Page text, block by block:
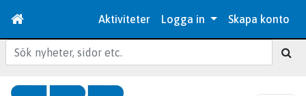
Aktiviteter Logga in Skapa konto
Sök